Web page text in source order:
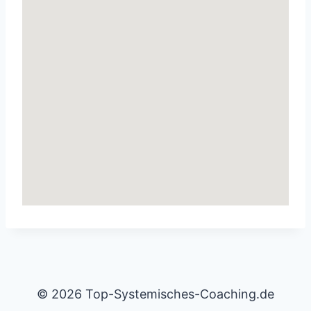
© 2026 Top-Systemisches-Coaching.de